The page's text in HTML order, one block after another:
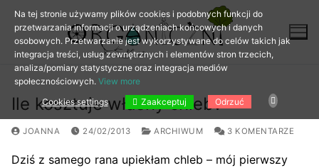
Przejdź
treści
Ile kosztuje własny chleb?
JOANNA 24/02/2013 ARCHIWUM 3 KOMENTARZE
Dziś z samego rana upiekłam chleb – mój pierwszy
Na tej stronie używamy plików cookies i podobnych funkcji do
przetwarzania informacji o urządzeniach końcowych i danych
osobowych. Przetwarzanie jest wykorzystywane do celów takich jak
integracja treści, usług zewnętrznych i elementów stron trzecich,
analiza/pomiary statystyczne oraz integracja mediów
społecznościowych. View more
Cookies settings
Zaakceptuj Odrzuć